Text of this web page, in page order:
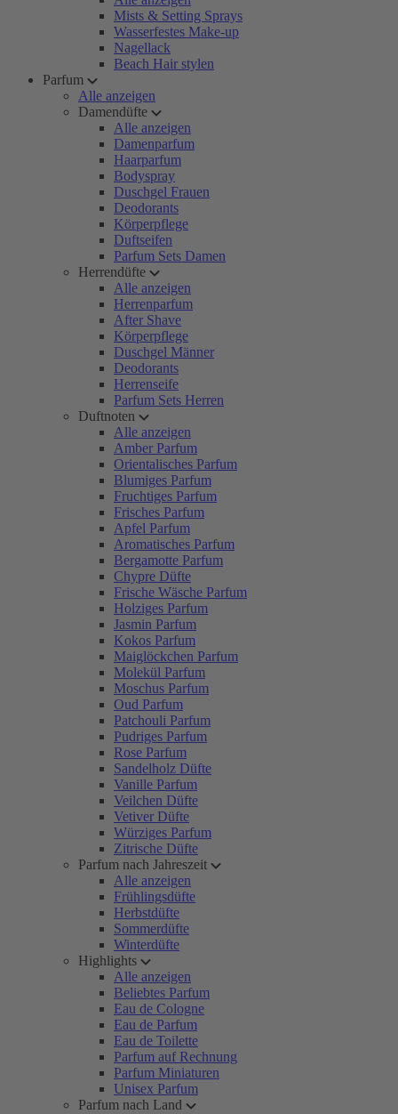
Mists & Setting Sprays
Wasserfestes Make-up
Nagellack
Beach Hair stylen
Parfum
Alle anzeigen
Damendüfte
Alle anzeigen
Damenparfum
Haarparfum
Bodyspray
Duschgel Frauen
Deodorants
Körperpflege
Duftseifen
Parfum Sets Damen
Herrendüfte
Alle anzeigen
Herrenparfum
After Shave
Körperpflege
Duschgel Männer
Deodorants
Herrenseife
Parfum Sets Herren
Duftnoten
Alle anzeigen
Amber Parfum
Orientalisches Parfum
Blumiges Parfum
Fruchtiges Parfum
Frisches Parfum
Apfel Parfum
Aromatisches Parfum
Bergamotte Parfum
Chypre Düfte
Frische Wäsche Parfum
Holziges Parfum
Jasmin Parfum
Kokos Parfum
Maiglöckchen Parfum
Molekül Parfum
Moschus Parfum
Oud Parfum
Patchouli Parfum
Pudriges Parfum
Rose Parfum
Sandelholz Düfte
Vanille Parfum
Veilchen Düfte
Vetiver Düfte
Würziges Parfum
Zitrische Düfte
Parfum nach Jahreszeit
Alle anzeigen
Frühlingsdüfte
Herbstdüfte
Sommerdüfte
Winterdüfte
Highlights
Alle anzeigen
Beliebtes Parfum
Eau de Cologne
Eau de Parfum
Eau de Toilette
Parfum auf Rechnung
Parfum Miniaturen
Unisex Parfum
Parfum nach Land